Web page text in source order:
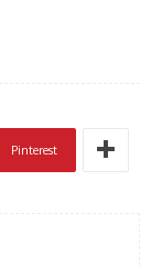
Pinterest